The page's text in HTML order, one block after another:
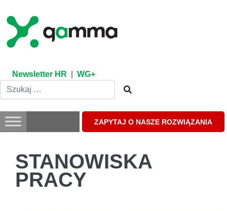
content
Newsletter HR WG+
ZAPYTAJ O NASZE ROZWIĄZANIA
STANOWISKA
PRACY